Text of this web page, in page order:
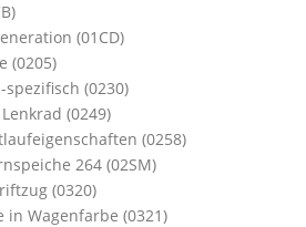
(01CD)
(0205)
(0230)
(0249)
(0258)
264 (02SM)
(0320)
in Wagenfarbe (0321)